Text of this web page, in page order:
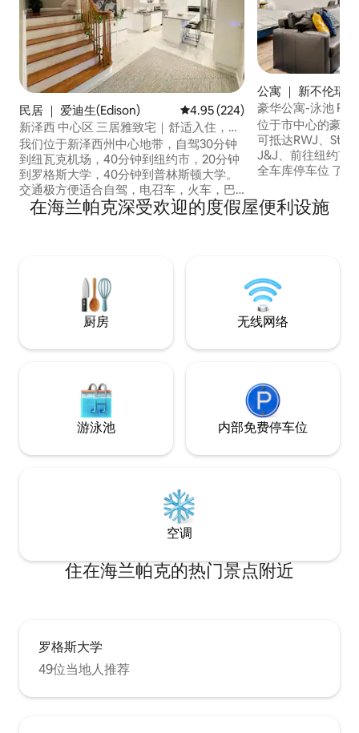
民居 ｜ 爱迪生(Edison) 平均评分 4.95 分（满分 5 分），
4.95 (224)
新泽西 中心区 三居雅致宅｜舒适入住，家
庭休闲与商旅出行的理想之选
我们位于新泽西州中心地带，自驾30分钟
到纽瓦克机场，40分钟到纽约市，20分钟
到罗格斯大学，40分钟到普林斯顿大学。
交通极方便适合自驾，电召车，火车，巴
士等多种移动方式。 坐落地区闹中有静，
10分钟车程以内有2家中国超市，1家韩国
在外散步也完全没问题，10分钟车程以内
有2个大型公园运动场（Donaldson Park
和 Johnson Park），设施包括免费室外足
球场，篮球场，棒球场及网球场，适合慢
跑及各种运动。 非常适合一家短期旅行，
公寓 ｜ 新不伦瑞
unswick)
豪华公寓-泳池
费停车-纽约316
位于市中心的豪华
可抵达RWJ、St.
J&J、前往纽约市/
全车库停车位 了解详情 ↓
和罗格斯大学游客 加🛏️ 大双人床/沙发床
🧼 专业清洁/消毒
🅿️ 免费停车
在海兰帕克深受欢迎的度假屋便利设施
厨房 无线网络
游泳池 内部免费停车位
空调
住在海兰帕克的热门景点附近
罗格斯大学
49位当地人推荐